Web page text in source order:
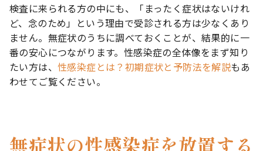
検査に来られる方の中にも、「まったく症状はないけれ
ど、念のため」という理由で受診される方は少なくあり
ません。無症状のうちに調べておくことが、結果的に一
番の安心につながります。性感染症の全体像をまず知り
たい方は、 性感染症とは？初期症状と予防法を解説もあ
わせてご覧ください。
無症状の性感染症を放置する